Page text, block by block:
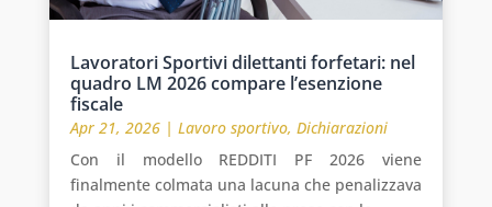
Lavoratori Sportivi dilettanti forfetari: nel
quadro LM 2026 compare l’esenzione
fiscale
Apr 21, 2026| Lavoro sportivo, Dichiarazioni
Con il modello REDDITI PF 2026 viene
finalmente colmata una lacuna che penalizzava